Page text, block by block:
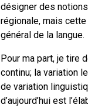
désigner des
régionale, mais
général de la langue.
Pour ma part, je tire
continu; la variation
de variation
d’aujourd’hui est